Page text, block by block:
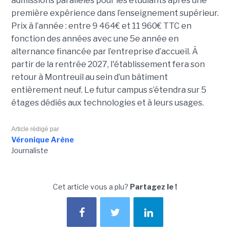
première expérience dans l’enseignement supérieur.
Prix à l’année : entre 9 464€ et 11 960€ TTC en
fonction des années avec une 5e année en
alternance financée par l’entreprise d’accueil. À
partir de la rentrée 2027, l'établissement fera son
retour à Montreuil au sein d’un bâtiment
entièrement neuf. Le futur campus s’étendra sur 5
étages dédiés aux technologies et à leurs usages.
Article rédigé par
Véronique Arène
Journaliste
Cet article vous a plu? Partagez le !